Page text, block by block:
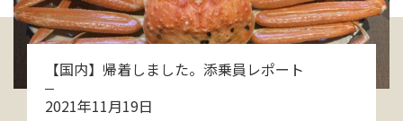
お問い合わせ
資料請求
【国内】帰着しました。添乗員レポート
2021年11月19日